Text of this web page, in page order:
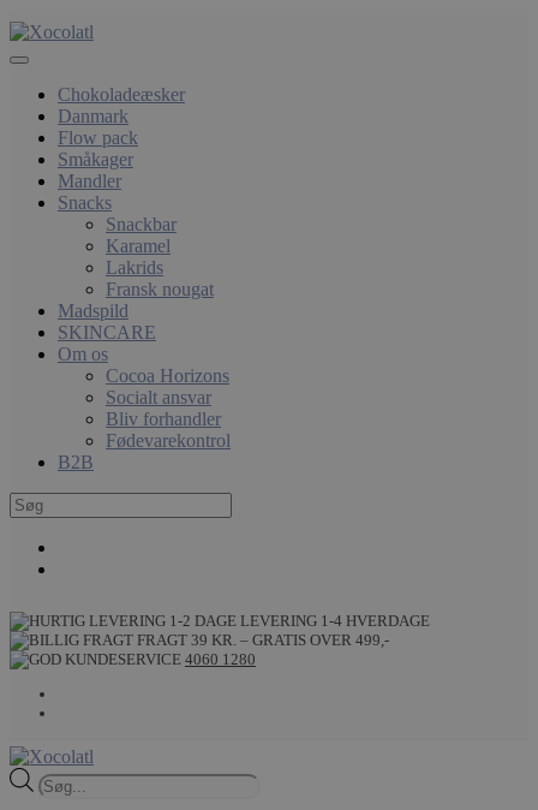
Chokoladeæsker
Danmark
Flow pack
Småkager
Mandler
Snacks
Snackbar
Karamel
Lakrids
Fransk nougat
Madspild
SKINCARE
Om os
Cocoa Horizons
Socialt ansvar
Bliv forhandler
Fødevarekontrol
B2B
LEVERING 1-4 HVERDAGE
FRAGT 39 KR. – GRATIS OVER 499,-
4060 1280
Products
search